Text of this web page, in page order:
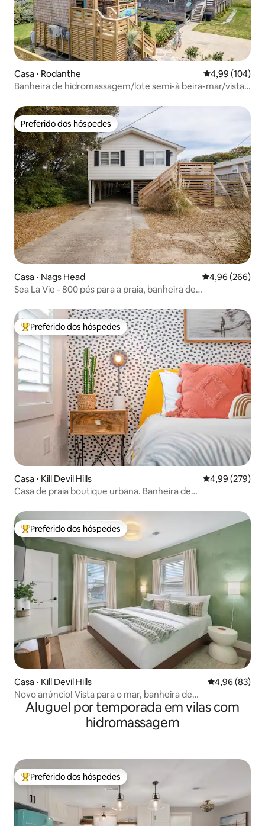
Casa ⋅ Rodanthe 4,99 de uma
4,99 (104)
Banheira de hidromassagem/lote semi-à beira-mar/vista
Preferido dos hóspedes
Preferido dos hóspedes
Casa ⋅ Nags Head 4,96 de uma
4,96 (266)
Sea La Vie - 800 pés para a praia, banheira de
Entre os melhores preferidos dos hóspedes
Preferido dos hóspedes
Casa ⋅ Kill Devil Hills 4,99 de uma
4,99 (279)
Casa de praia boutique urbana. Banheira de
Entre os melhores preferidos dos hóspedes
Preferido dos hóspedes
Casa ⋅ Kill Devil Hills 4,96 de uma
4,96 (83)
Novo anúncio! Vista para o mar, banheira de
hidromassagem, totalmente renovado
Aluguel por temporada em vilas com
hidromassagem
Entre os melhores preferidos dos hóspedes
Preferido dos hóspedes